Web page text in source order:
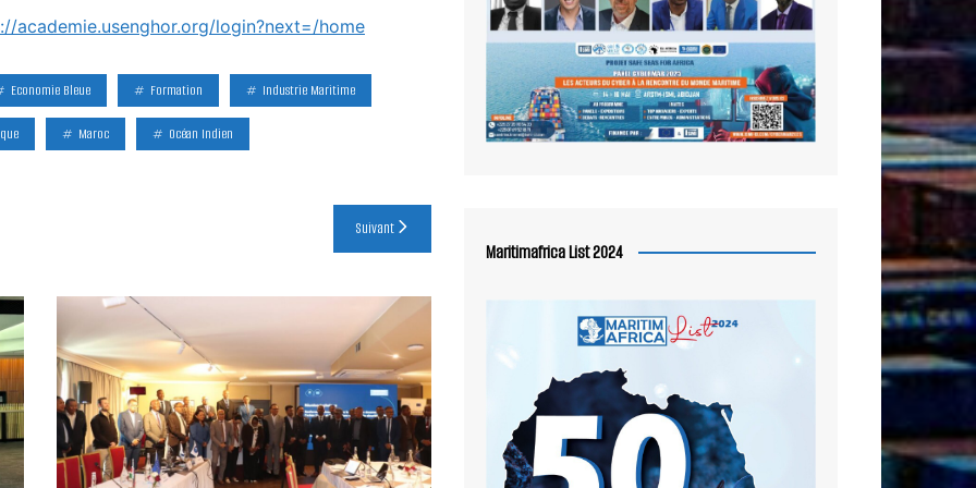
academie.usenghor.org/login?next=/home
Economie Bleue Formation Industrie Maritime
Maroc Océan Indien
Suivant
Maritimafrica List 2024